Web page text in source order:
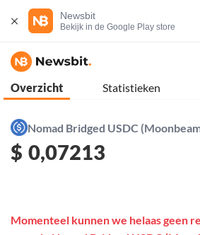
Newsbit
Bekijk in de Google Play store
Overzicht Statistieken
Nomad Bridged USDC
$ 0,07213
Momenteel kunnen we helaas geen